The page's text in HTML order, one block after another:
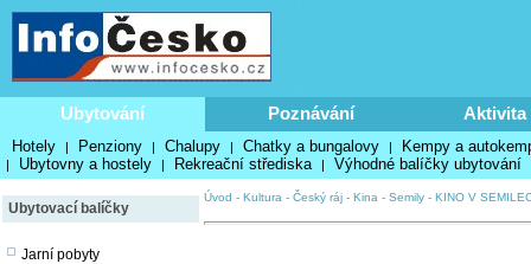
Ubytování Poznávání Aktivita
Hotely | Penziony | Chalupy | Chatky a bungalovy | Kempy a
| Ubytovny a hostely | Rekreační střediska | Výhodné balíčky ubytování
Ubytovací balíčky
Jarní pobyty
Úvod - Kultura - Český ráj - Kina - Semily - KINO V